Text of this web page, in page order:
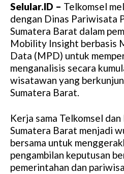
Selular.ID – Telkomsel
dengan Dinas Pariwisata
Sumatera Barat dalam
Mobility Insight berbasis
Data (MPD) untuk
menganalisis secara
wisatawan yang
Sumatera Barat.
Kerja sama Telkomsel
Sumatera Barat menjadi
bersama untuk
pengambilan keputusan
pemerintahan dan